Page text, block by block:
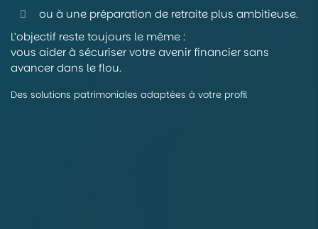
ou à une préparation de retraite plus ambitieuse.
L’objectif reste toujours le même :
vous aider à sécuriser votre avenir financier sans
avancer dans le flou.
Des solutions patrimoniales adaptées à votre profil